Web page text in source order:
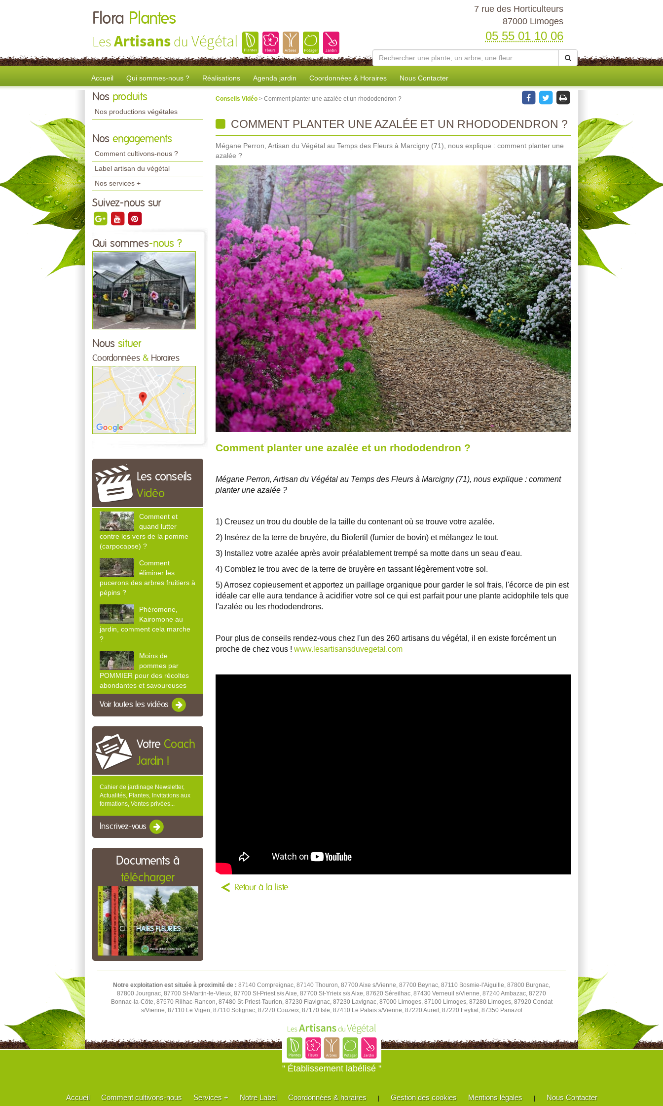
Flora Plantes
LesArtisans du Végétal
7 rue des Horticulteurs
87000 Limoges
05 55 01 10 06
Accueil Qui sommes-nous ? Réalisations Agenda jardin Coordonnées & Horaires Nous Contacter
Nos produits
Nos productions végétales
Nos engagements
Comment cultivons-nous ?
Label artisan du végétal
Nos services +
Suivez-nous sur
Qui sommes-nous ?
Nous situer
Coordonnées & Horaires
Les conseils
Vidéo
Comment et
quand lutter
contre les vers de la pomme
(carpocapse) ?
Comment
éliminer les
pucerons des arbres fruitiers à
pépins ?
Phéromone,
Kairomone au
jardin, comment cela marche
?
Moins de
pommes par
POMMIER pour des récoltes
abondantes et savoureuses
Voir toutes les vidéos
Votre Coach
Jardin !
Cahier de jardinage Newsletter,
Actualités, Plantes, Invitations aux
formations, Ventes privées...
Inscrivez-vous
Documents à
télécharger
Conseils Vidéo > Comment planter une azalée et un rhododendron ?
COMMENT PLANTER UNE AZALÉE ET UN RHODODENDRON ?
Mégane Perron, Artisan du Végétal au Temps des Fleurs à Marcigny (71), nous explique : comment planter une
azalée ?
Comment planter une azalée et un rhododendron ?
Mégane Perron, Artisan du Végétal au Temps des Fleurs à Marcigny (71), nous explique : comment
planter une azalée ?
1) Creusez un trou du double de la taille du contenant où se trouve votre azalée.
2) Insérez de la terre de bruyère, du Biofertil (fumier de bovin) et mélangez le tout.
3) Installez votre azalée après avoir préalablement trempé sa motte dans un seau d'eau.
4) Comblez le trou avec de la terre de bruyère en tassant légèrement votre sol.
5) Arrosez copieusement et apportez un paillage organique pour garder le sol frais, l'écorce de pin est
idéale car elle aura tendance à acidifier votre sol ce qui est parfait pour une plante acidophile tels que
l'azalée ou les rhododendrons.
Pour plus de conseils rendez-vous chez l'un des 260 artisans du végétal, il en existe forcément un
proche de chez vous ! www.lesartisansduvegetal.com
Retour à la liste
Notre exploitation est située à proximité de : 87140 Compreignac, 87140 Thouron, 87700 Aixe s/Vienne, 87700 Beynac, 87110 Bosmie-l'Aiguille, 87800 Burgnac,
87800 Jourgnac, 87700 St-Martin-le-Vieux, 87700 St-Priest s/s Aixe, 87700 St-Yrieix s/s Aixe, 87620 Séreilhac, 87430 Verneuil s/Vienne, 87240 Ambazac, 87270
Bonnac-la-Côte, 87570 Rilhac-Rancon, 87480 St-Priest-Taurion, 87230 Flavignac, 87230 Lavignac, 87000 Limoges, 87100 Limoges, 87280 Limoges, 87920 Condat
s/Vienne, 87110 Le Vigen, 87110 Solignac, 87270 Couzeix, 87170 Isle, 87410 Le Palais s/Vienne, 87220 Aureil, 87220 Feytiat, 87350 Panazol
" Établissement labélisé "
Accueil Comment cultivons-nous Services + Notre Label Coordonnées & horaires Gestion des cookies Mentions légales Nous Contacter